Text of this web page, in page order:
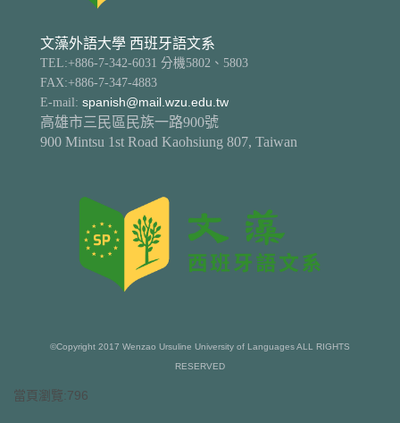
文藻外語大學 西班牙語文系
TEL:+886-7-342-6031 分機5802、5803
FAX:+886-7-347-4883
E-mail: spanish@mail.wzu.edu.tw
高雄市三民區民族一路900號
900 Mintsu 1st Road Kaohsiung 807, Taiwan
©Copyright 2017 Wenzao Ursuline University of Languages ALL RIGHTS
RESERVED
當頁瀏覽:796